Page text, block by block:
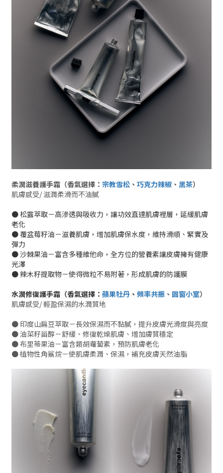
柔潤滋養護手霜 （香氣選擇： 宗教雪松 、 巧克力辣椒 、 黑茶）
肌膚感受/ 滋潤柔滑而不油膩
● 松露萃取－高滲透與吸收力，讓功效直達肌膚裡層，延緩肌膚
老化
● 覆盆莓籽油－滋養肌膚，增加肌膚保水度，維持滑順、緊實及
彈力
● 沙棘果油－富含多種維他命，全方位的營養素讓皮膚擁有健康
光澤
● 辣木籽提取物－使得微粒不易附著，形成肌膚的防護膜
水潤修復護手霜（香氣選擇： 蘋果牡丹 、 頻率共振 、 圓窗小室）
肌膚感受/ 輕盈保濕的水潤質地
● 印度山扁豆萃取－長效保濕而不黏膩，提升皮膚光滑度與亮度
● 油菜籽甾醇－舒緩、修復乾燥肌膚、增加膚質穩定
● 布里蒂果油－富含類胡蘿蔔素，預防肌膚老化
● 植物性角鯊烷－使肌膚柔潤、保濕，補充皮膚天然油脂